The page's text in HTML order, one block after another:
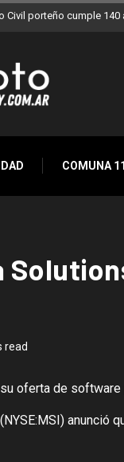
Civil porteño cumple
COMUNA 11
read
oferta de
anunció